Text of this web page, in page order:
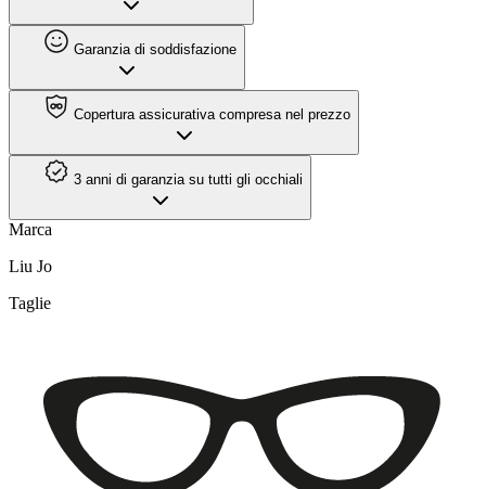
Garanzia di soddisfazione
Copertura assicurativa compresa nel prezzo
3 anni di garanzia su tutti gli occhiali
Marca
Liu Jo
Taglie